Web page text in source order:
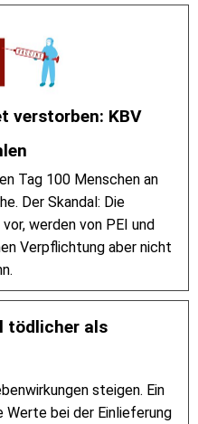
verstorben: KBV
Tag 100 Menschen an
Der Skandal: Die
werden von PEI und
Verpflichtung aber nicht
tödlicher als
steigen. Ein
bei der Einlieferung